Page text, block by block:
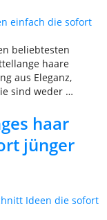
beliebtesten
haare
aus Eleganz,
sind weder …
haar
jünger